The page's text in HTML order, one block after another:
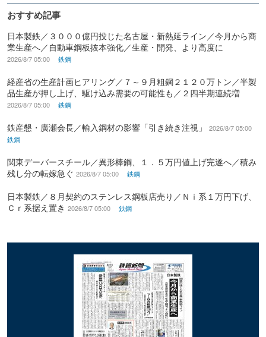
おすすめ記事
日本製鉄／３０００億円投じた名古屋・新熱延ライン／今月から商
業生産へ／自動車鋼板抜本強化／生産・開発、より高度に
2026/8/7 05:00 鉄鋼
経産省の生産計画ヒアリング／７～９月粗鋼２１２０万トン／半製
品生産が押し上げ、駆け込み需要の可能性も／２四半期連続増
2026/8/7 05:00 鉄鋼
鉄産懇・廣瀬会長／輸入鋼材の影響「引き続き注視」
2026/8/7 05:00
鉄鋼
関東デーバースチール／異形棒鋼、１．５万円値上げ完遂へ／積み
残し分の転嫁急ぐ 2026/8/7 05:00 鉄鋼
日本製鉄／８月契約のステンレス鋼板店売り／Ｎｉ系１万円下げ、
Ｃｒ系据え置き 2026/8/7 05:00 鉄鋼